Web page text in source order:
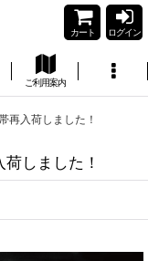
カート ログイン
ご利用案内
再入荷しました！
しました！